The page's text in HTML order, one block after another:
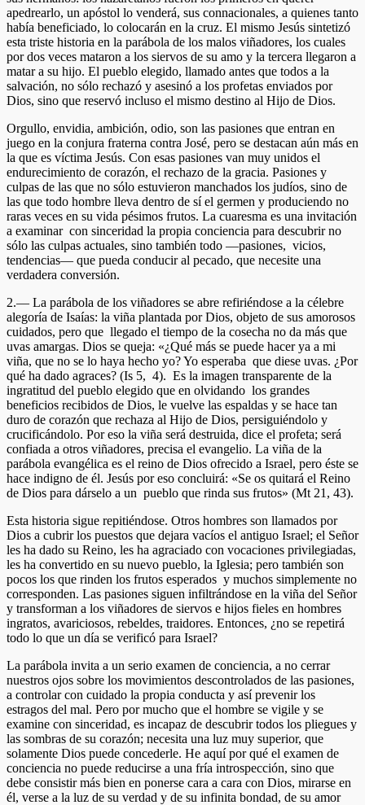
apedrearlo, un apóstol lo venderá, sus connacionales, a quienes tanto
había beneficiado, lo colocarán en la cruz. El mismo Jesús sintetizó
esta triste historia en la parábola de los malos viñadores, los cuales
por dos veces mataron a los siervos de su amo y la tercera llegaron a
matar a su hijo. El pueblo elegido, llamado antes que todos a la
salvación, no sólo rechazó y asesinó a los profetas enviados por
Dios, sino que reservó incluso el mismo destino al Hijo de Dios.
Orgullo, envidia, ambición, odio, son las pasiones que entran en
juego en la conjura fraterna contra José, pero se destacan aún más en
la que es víctima Jesús. Con esas pasiones van muy unidos el
endurecimiento de corazón, el rechazo de la gracia. Pasiones y
culpas de las que no sólo estuvieron manchados los judíos, sino de
las que todo hombre lleva dentro de sí el germen y produciendo no
raras veces en su vida pésimos frutos. La cuaresma es una invitación
a examinar con sinceridad la propia conciencia para descubrir no
sólo las culpas actuales, sino también todo —pasiones, vicios,
tendencias— que pueda conducir al pecado, que necesite una
verdadera conversión.
2.— La parábola de los viñadores se abre refiriéndose a la célebre
alegoría de Isaías: la viña plantada por Dios, objeto de sus amorosos
cuidados, pero que llegado el tiempo de la cosecha no da más que
uvas amargas. Dios se queja: «¿Qué más se puede hacer ya a mi
viña, que no se lo haya hecho yo? Yo esperaba que diese uvas. ¿Por
qué ha dado agraces? (Is 5, 4). Es la imagen transparente de la
ingratitud del pueblo elegido que en olvidando los grandes
beneficios recibidos de Dios, le vuelve las espaldas y se hace tan
duro de corazón que rechaza al Hijo de Dios, persiguiéndolo y
crucificándolo. Por eso la viña será destruida, dice el profeta; será
confiada a otros viñadores, precisa el evangelio. La viña de la
parábola evangélica es el reino de Dios ofrecido a Israel, pero éste se
hace indigno de él. Jesús por eso concluirá: «Se os quitará el Reino
de Dios para dárselo a un pueblo que rinda sus frutos» (Mt 21, 43).
Esta historia sigue repitiéndose. Otros hombres son llamados por
Dios a cubrir los puestos que dejara vacíos el antiguo Israel; el Señor
les ha dado su Reino, les ha agraciado con vocaciones privilegiadas,
les ha convertido en su nuevo pueblo, la Iglesia; pero también son
pocos los que rinden los frutos esperados y muchos simplemente no
corresponden. Las pasiones siguen infiltrándose en la viña del Señor
y transforman a los viñadores de siervos e hijos fieles en hombres
ingratos, avariciosos, rebeldes, traidores. Entonces, ¿no se repetirá
todo lo que un día se verificó para Israel?
La parábola invita a un serio examen de conciencia, a no cerrar
nuestros ojos sobre los movimientos descontrolados de las pasiones,
a controlar con cuidado la propia conducta y así prevenir los
estragos del mal. Pero por mucho que el hombre se vigile y se
examine con sinceridad, es incapaz de descubrir todos los pliegues y
las sombras de su corazón; necesita una luz muy superior, que
solamente Dios puede concederle. He aquí por qué el examen de
conciencia no puede reducirse a una fría introspección, sino que
debe consistir más bien en ponerse cara a cara con Dios, mirarse en
él, verse a la luz de su verdad y de su infinita bondad, de su amor